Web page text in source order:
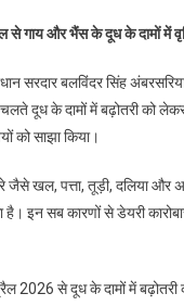
से गाय और भैंस के दूध के दामों में
सरदार बलविंदर सिंह
के दामों में बढ़ोतरी को लेकर
को साझा किया।
खल, पत्ता, तूड़ी, दलिया
इन सब कारणों से डेयरी
2026 से दूध के दामों में